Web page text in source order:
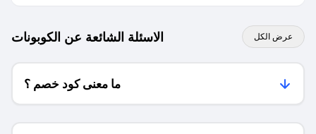
الاسئلة الشائعة عن الكوبونات عرض الكل
ما معنى كود خصم ؟